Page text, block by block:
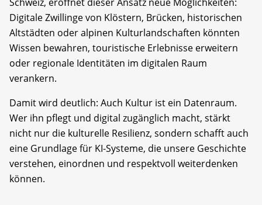
Digitale Zwillinge von Klöstern, Brücken, historischen
Altstädten oder alpinen Kulturlandschaften könnten
Wissen bewahren, touristische Erlebnisse erweitern
oder regionale Identitäten im digitalen Raum
verankern.
Damit wird deutlich: Auch Kultur ist ein Datenraum.
Wer ihn pflegt und digital zugänglich macht, stärkt
nicht nur die kulturelle Resilienz, sondern schafft auch
eine Grundlage für KI-Systeme, die unsere Geschichte
verstehen, einordnen und respektvoll weiterdenken
können.